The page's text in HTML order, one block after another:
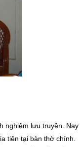
nghiệm lưu truyền. Nay
tiên tại bàn thờ chính.